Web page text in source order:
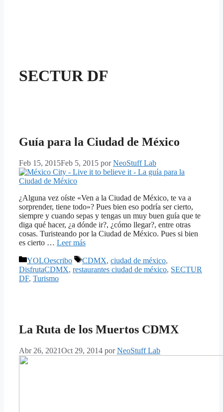
SECTUR DF
Guía para la Ciudad de México
Feb 15, 2015Feb 5, 2015 porNeoStuff Lab
¿Alguna vez oíste «Ven a la Ciudad de México, te va a
sorprender, tiene todo»? Pues bien eso podría ser cierto,
siempre y cuando sepas y tengas un muy buen guía que te
diga qué hacer, ¿a dónde ir?, ¿cómo llegar?, entre otras
cosas. Turisteando por la Ciudad de México. Pues si bien
es cierto … Leer más
Categorías
YOLOescribo Etiquetas
CDMX, ciudad de méxico,
DisfrutaCDMX, restaurantes ciudad de méxico, SECTUR
DF, Turismo
La Ruta de los Muertos CDMX
Abr 26, 2021Oct 29, 2014 porNeoStuff Lab